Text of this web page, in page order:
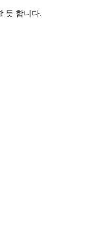
듯 합니다.